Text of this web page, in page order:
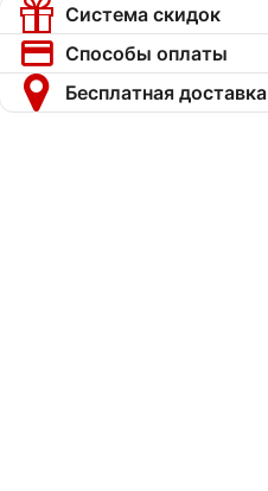
Система скидок
Способы оплаты
Бесплатная доставка